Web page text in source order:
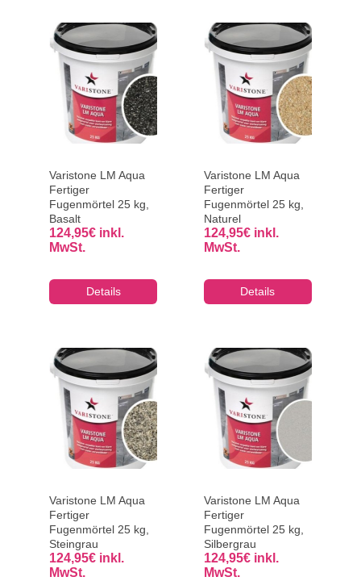
Varistone LM Aqua
Fertiger
Fugenmörtel 25 kg,
Basalt
124,95€ inkl.
MwSt.
Details
Varistone LM Aqua
Fertiger
Fugenmörtel 25 kg,
Naturel
124,95€ inkl.
MwSt.
Details
Varistone LM Aqua
Fertiger
Fugenmörtel 25 kg,
Steingrau
124,95€ inkl.
MwSt.
Varistone LM Aqua
Fertiger
Fugenmörtel 25 kg,
Silbergrau
124,95€ inkl.
MwSt.